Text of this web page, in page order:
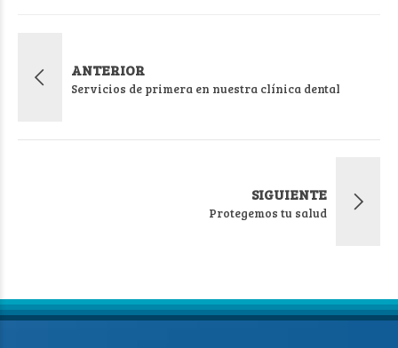
ANTERIOR
Servicios de primera en nuestra clínica dental
SIGUIENTE
Protegemos tu salud